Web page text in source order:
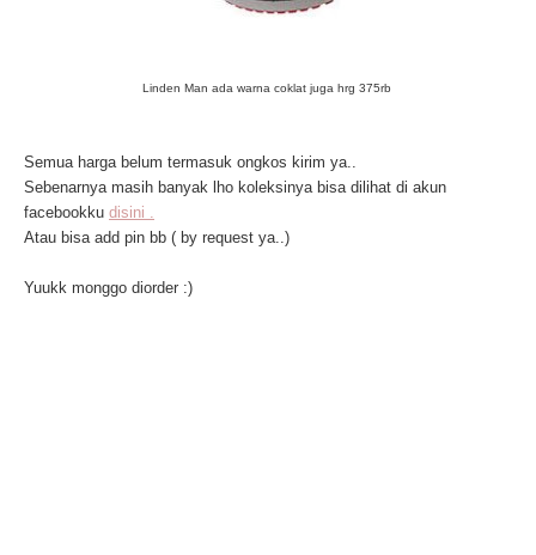
Linden Man ada warna coklat juga hrg 375rb
Semua harga belum termasuk ongkos kirim ya..
Sebenarnya masih banyak lho koleksinya bisa dilihat di akun
facebookku disini .
Atau bisa add pin bb ( by request ya..)
Yuukk monggo diorder :)